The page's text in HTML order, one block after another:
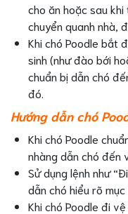
cho ăn hoặc sau
chuyển quanh nhà,
Khi chó Poodle bắt
sinh (như đào bới
chuẩn bị dẫn chó
đó.
Hướng dẫn chó
Khi chó Poodle
nhàng dẫn chó đến
Sử dụng lệnh như
dẫn chó hiểu rõ
Khi chó Poodle đi